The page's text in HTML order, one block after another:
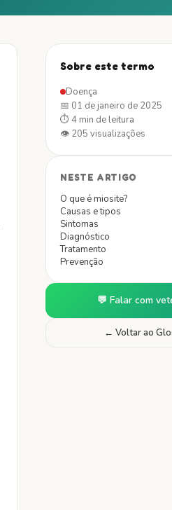
Sobre este termo
Doença
📅 01 de janeiro de 2025
⏱ 4 min de leitura
👁 205 visualizações
NESTE ARTIGO
O que é miosite?
Causas e tipos
Sintomas
Diagnóstico
Tratamento
Prevenção
💬 Falar com
← Voltar ao